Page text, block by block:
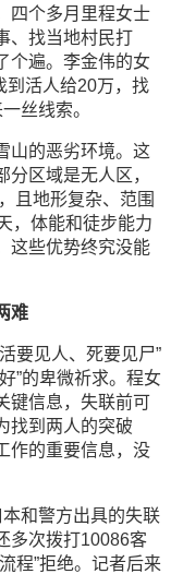
四个多月里程女士
、找当地村民打
个遍。李金伟的女
到活人给20万，找
丝线索。
山的恶劣环境。这
区域是无人区，
且地形复杂、范围
，体能和徒步能力
这些优势终究没能
难
要见人、死要见尸”
”的卑微祈求。程女
键信息，失联前可
找到两人的突破
作的重要信息，没
和警方出具的失联
多次拨打10086客
程”拒绝。记者后来